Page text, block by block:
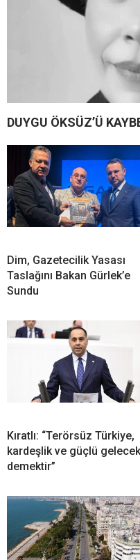
DUYGU ÖKSÜZ’Ü
Dim, Gazetecilik Yasası
Taslağını Bakan Gürlek’e
Sundu
Kıratlı: “Terörsüz Türkiye,
kardeşlik ve güçlü gelecek
demektir”